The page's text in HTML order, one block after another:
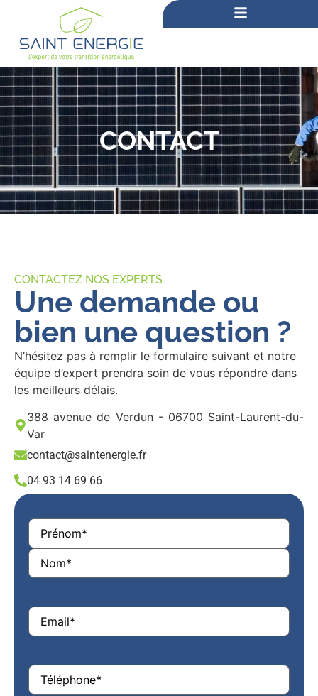
CONTACT
CONTACTEZ NOS EXPERTS
Une demande ou
bien une question ?
N’hésitez pas à remplir le formulaire suivant et notre
équipe d’expert prendra soin de vous répondre dans
les meilleurs délais.
388 avenue de Verdun - 06700 Saint-Laurent-du-
Var
contact@saintenergie.fr
04 93 14 69 66
Nom (Required)
E-
mail
Téléphone